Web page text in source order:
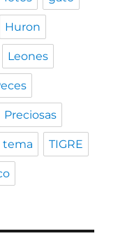
Huron
Leones
Preciosas
tema TIGRE